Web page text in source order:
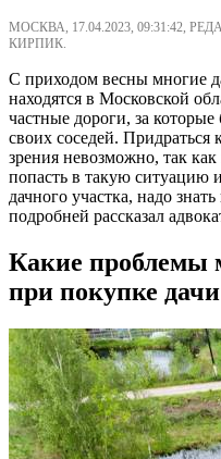
МОСКВА, 17.04.2023, 09:31:42,
КИРПИК.
С приходом весны многие
находятся в Московской
частные дороги, за
своих соседей. Придраться
зрения невозможно, так
попасть в такую ситуацию
дачного участка, надо
подробней рассказал
Какие проблемы
при покупке дачи